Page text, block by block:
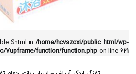
$html in /home/hcvszoxi/public_html/wp-
7upframe/function/function.php on line 621